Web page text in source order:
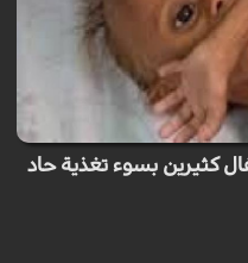
كثيرين بسوء تغذية حاد